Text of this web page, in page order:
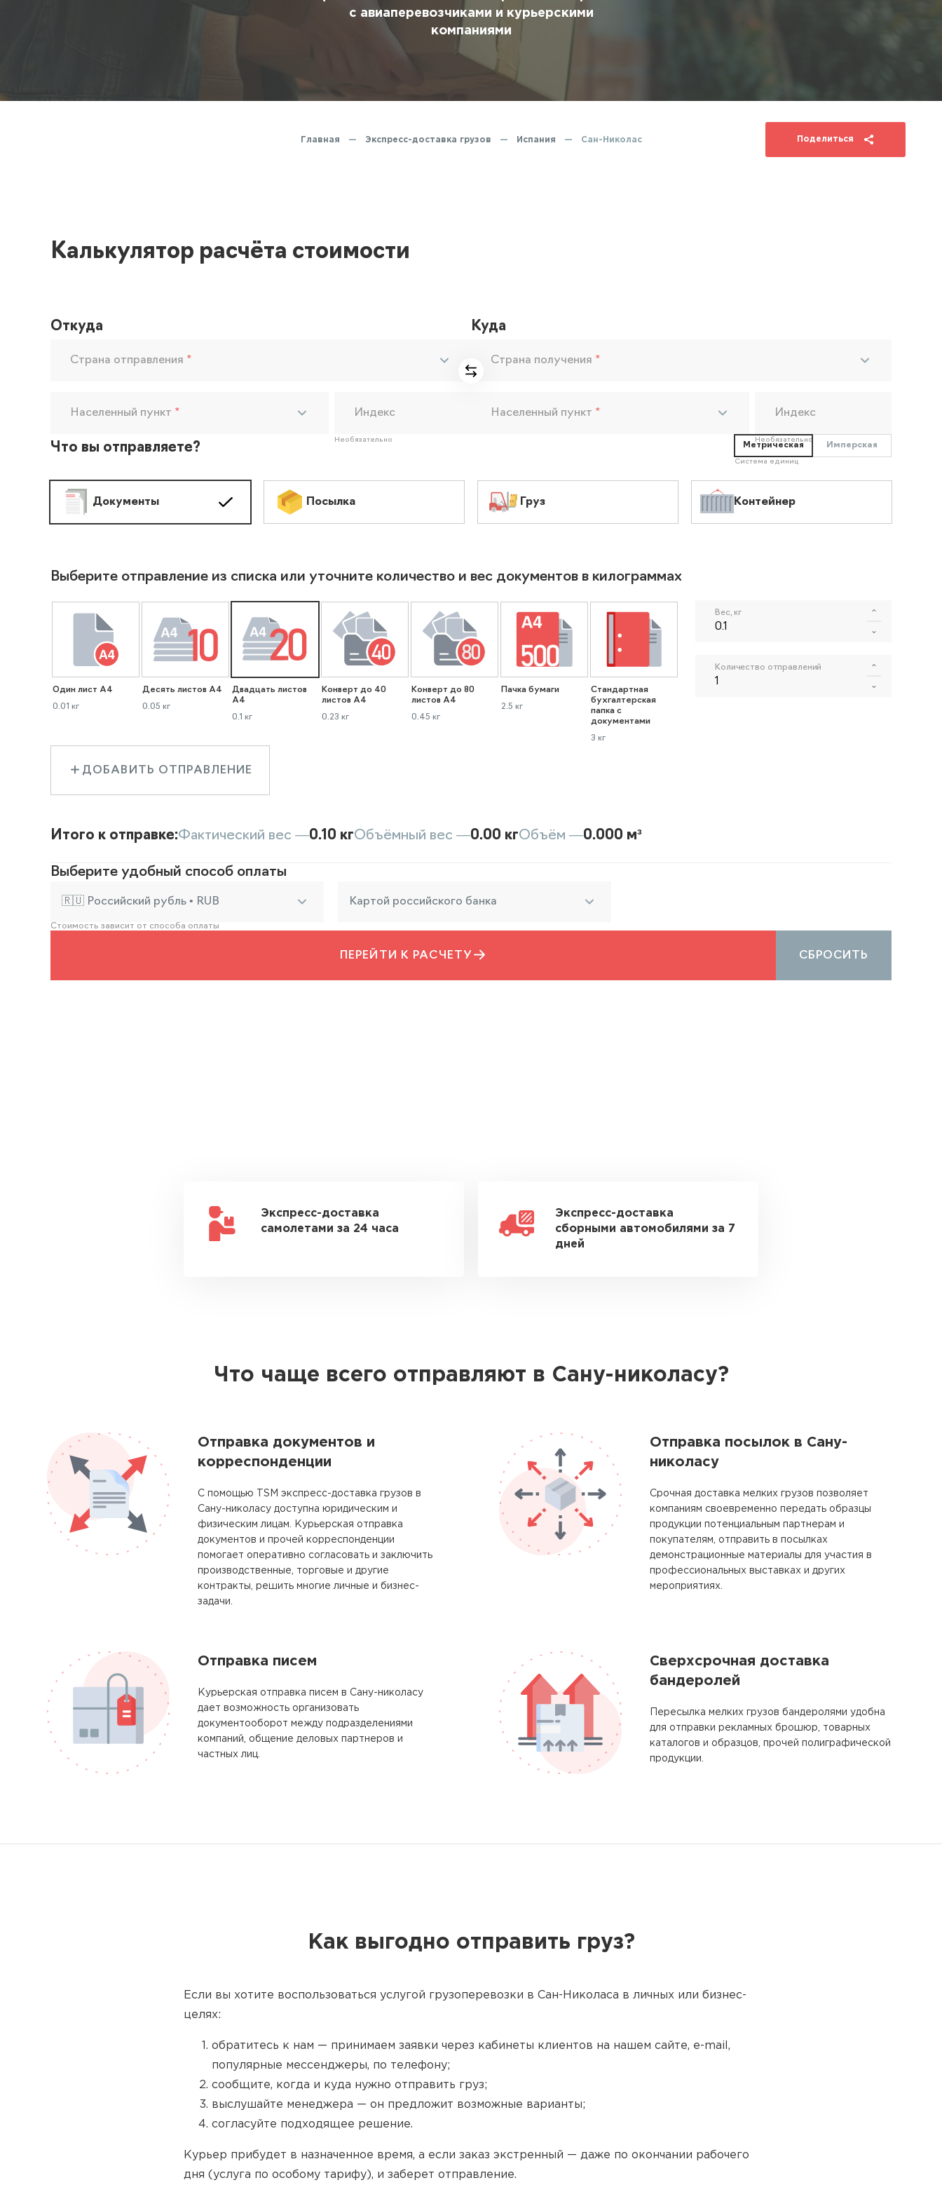
декларирование
с авиаперевозчиками и курьерскими
компаниями
Главная — Экспресс-доставка грузов — Испания — Сан-Николас Поделиться
Калькулятор расчёта стоимости
Откуда
Страна отправления *
Населенный пункт * Индекс
Необязательно
Куда
Страна получения *
Населенный пункт * Индекс
Необязательно
Что вы отправляете? Метрическая Имперская
Система единиц
Документы Посылка Груз Контейнер
Выберите отправление из списка или уточните количество и вес документов в килограммах
Один лист А4
0.01 кг
Десять листов А4
0.05 кг
Двадцать листов
А4
0.1 кг
Конверт до 40
листов А4
0.23 кг
Конверт до 80
листов А4
0.45 кг
Пачка бумаги
2.5 кг
Стандартная
бухгалтерская
папка с
документами
3 кг
Вес, кг
Количество отправлений
ДОБАВИТЬ ОТПРАВЛЕНИЕ
Итого к отправке:Фактический вес —0.10 кгОбъёмный вес —0.00 кгОбъём —0.000 м³
Выберите удобный способ оплаты
🇷🇺 Российский рубль • RUB Картой российского банка
Стоимость зависит от способа оплаты
ПЕРЕЙТИ К РАСЧЕТУ СБРОСИТЬ
Экспресс-доставка
самолетами за 24 часа
Экспресс-доставка
сборными автомобилями за 7
дней
Что чаще всего отправляют в Сану-николасу?
Отправка документов и
корреспонденции
С помощью TSM экспресс-доставка грузов в
Сану-николасу доступна юридическим и
физическим лицам. Курьерская отправка
документов и прочей корреспонденции
помогает оперативно согласовать и заключить
производственные, торговые и другие
контракты, решить многие личные и бизнес-
задачи.
Отправка посылок в Сану-
николасу
Срочная доставка мелких грузов позволяет
компаниям своевременно передать образцы
продукции потенциальным партнерам и
покупателям, отправить в посылках
демонстрационные материалы для участия в
профессиональных выставках и других
мероприятиях.
Отправка писем
Курьерская отправка писем в Сану-николасу
дает возможность организовать
документооборот между подразделениями
компаний, общение деловых партнеров и
частных лиц.
Сверхсрочная доставка
бандеролей
Пересылка мелких грузов бандеролями удобна
для отправки рекламных брошюр, товарных
каталогов и образцов, прочей полиграфической
продукции.
Как выгодно отправить груз?
Если вы хотите воспользоваться услугой грузоперевозки в Сан-Николаса в личных или бизнес-
целях:
обратитесь к нам — принимаем заявки через кабинеты клиентов на нашем сайте, e-mail,
популярные мессенджеры, по телефону;
сообщите, когда и куда нужно отправить груз;
выслушайте менеджера — он предложит возможные варианты;
согласуйте подходящее решение.
Курьер прибудет в назначенное время, а если заказ экстренный — даже по окончании рабочего
дня (услуга по особому тарифу), и заберет отправление.